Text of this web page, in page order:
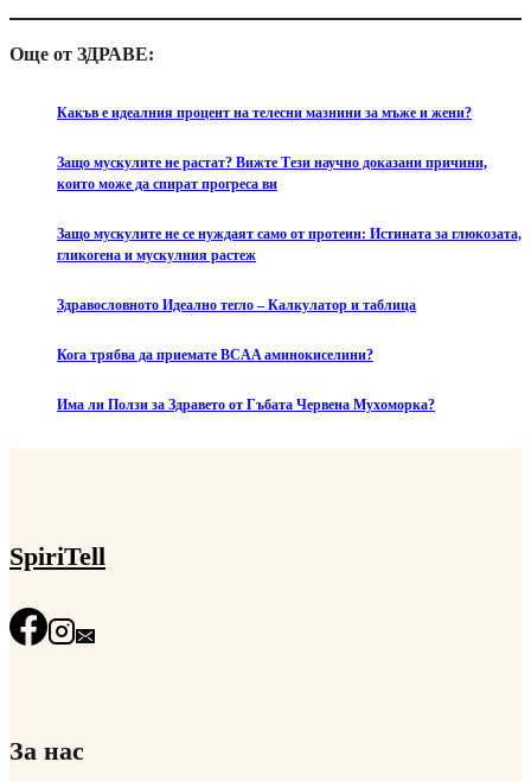
Още от ЗДРАВЕ:
Какъв е идеалния процент на телесни мазнини за мъже и жени?
Защо мускулите не растат? Вижте Тези научно доказани причини,
които може да спират прогреса ви
Защо мускулите не се нуждаят само от протеин: Истината за глюкозата,
гликогена и мускулния растеж
Здравословното Идеално тегло – Калкулатор и таблица
Кога трябва да приемате BCAA аминокиселини?
Има ли Ползи за Здравето от Гъбата Червена Мухоморка?
SpiriTell
За нас